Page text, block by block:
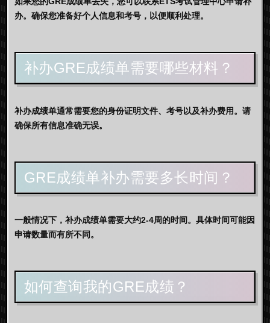
办。确保您准备好个人信息和考号，以便顺利处理。
补办GRE成绩单需要哪些材料？
补办成绩单通常需要您的身份证明文件、考号以及补办费用。请
确保所有信息准确无误。
GRE成绩单补办需要多长时间？
一般情况下，补办成绩单需要大约2-4周的时间。具体时间可能因
申请数量而有所不同。
如何查询我的GRE成绩？